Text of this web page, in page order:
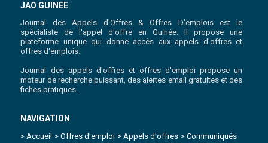
JAO GUINEE
Journal des Appels d'Offres & Offres D'emplois est le
spécialiste de l'appel d'offre en Guinée. Il propose une
plateforme unique qui donne accès aux appels d'offres et
offres d'emplois.
Journal des appels d'offres et offres d'emploi propose un
moteur de recherche puissant, des alertes email gratuites et des
fiches pratiques.
NAVIGATION
> Accueil > Offres d'emploi > Appels d'offres > Communiqués